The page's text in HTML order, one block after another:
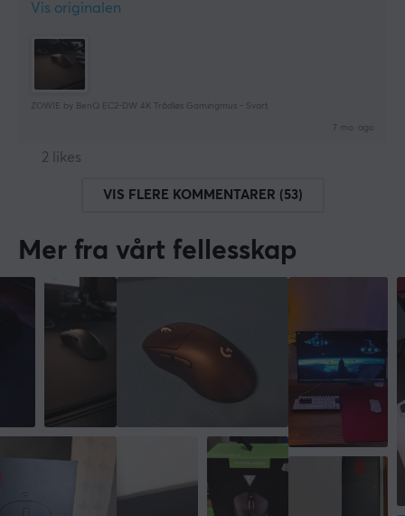
Vis originalen
ZOWIE by BenQ EC2-DW 4K Trådløs Gamingmus - Svart
7 mo. ago
2 likes
VIS FLERE KOMMENTARER (53)
Mer fra vårt fellesskap